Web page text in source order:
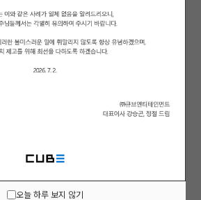
오늘 하루 보지 않기